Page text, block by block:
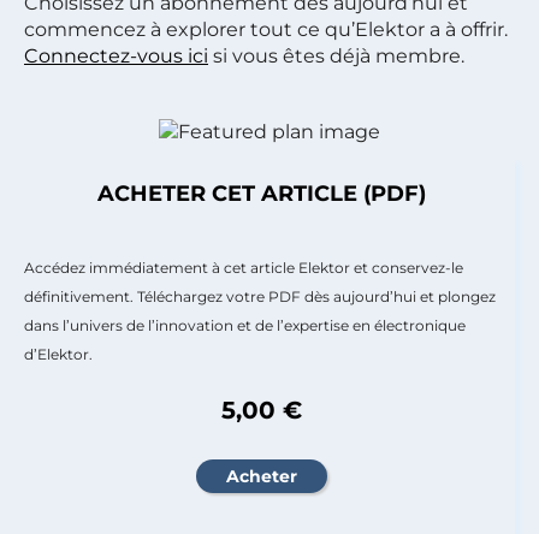
commencez à explorer tout ce qu’Elektor a à offrir.
Connectez-vous ici si vous êtes déjà membre.
ACHETER CET ARTICLE (PDF)
Accédez immédiatement à cet article Elektor et conservez-le
définitivement. Téléchargez votre PDF dès aujourd’hui et plongez
dans l’univers de l’innovation et de l’expertise en électronique
d’Elektor.
5,00 €